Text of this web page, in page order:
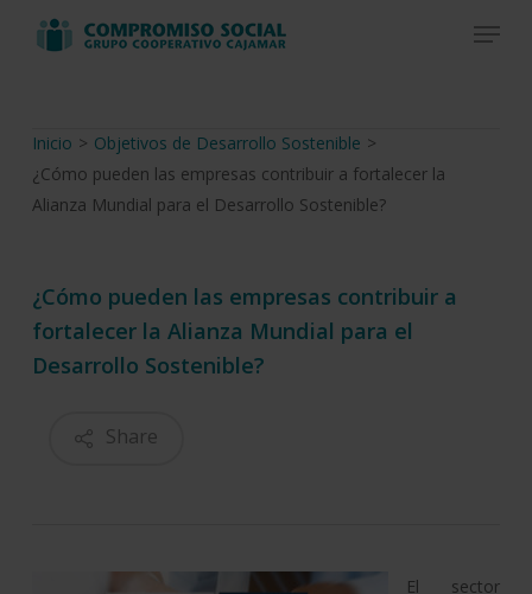
Menu
Inicio > Objetivos de Desarrollo Sostenible >
¿Cómo pueden las empresas contribuir a fortalecer la
Alianza Mundial para el Desarrollo Sostenible?
¿Cómo pueden las empresas contribuir a
fortalecer la Alianza Mundial para el
Desarrollo Sostenible?
Share
El sector